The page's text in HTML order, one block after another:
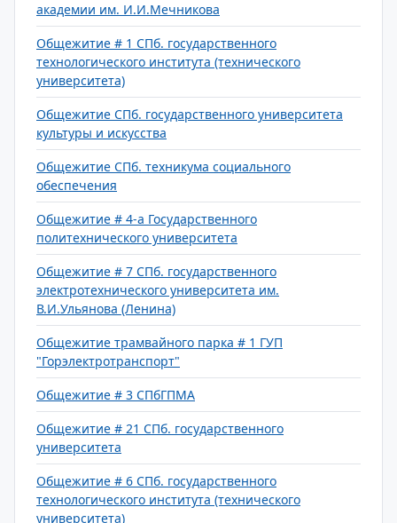
академии им. И.И.Мечникова
Общежитие # 1 СПб. государственного
технологического института (технического
университета)
Общежитие СПб. государственного университета
культуры и искусства
Общежитие СПб. техникума социального
обеспечения
Общежитие # 4-а Государственного
политехнического университета
Общежитие # 7 СПб. государственного
электротехнического университета им.
В.И.Ульянова (Ленина)
Общежитие трамвайного парка # 1 ГУП
"Горэлектротранспорт"
Общежитие # 3 СПбГПМА
Общежитие # 21 СПб. государственного
университета
Общежитие # 6 СПб. государственного
технологического института (технического
университета)